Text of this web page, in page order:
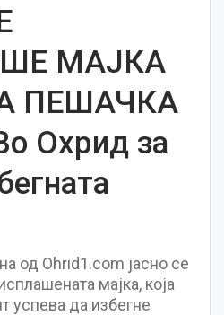
МАЈКА
ПЕШАЧКА
Охрид за
од Ohrid1.com јасно се
мајка, која
успева да избегне